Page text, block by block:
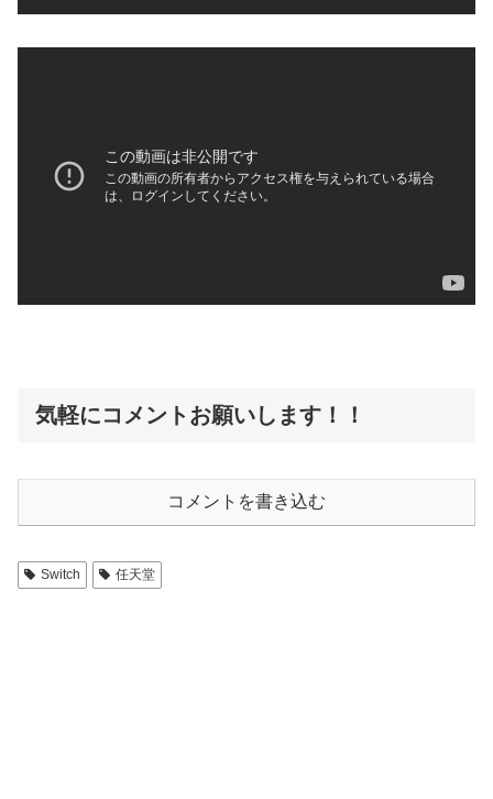
気軽にコメントお願いします！！
コメントを書き込む
Switch 任天堂